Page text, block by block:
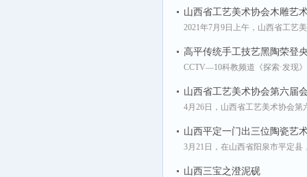
山西省工艺美术协会木雕艺
2021年7月9日上午，山西省工艺
高平传统手工技艺黑陶荣登
CCTV—10科教频道《探索·发现
山西省工艺美术协会第六届
4月26日，山西省工艺美术协会
山西平定一门出三位陶瓷艺
3月21日，在山西省阳泉市平定
山西三宝之澄泥砚